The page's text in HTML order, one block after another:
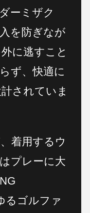
ーミザク
を防ぎなが
に逃すこと
ず、快適に
されていま
着用するウ
プレーに大
るゴルファ